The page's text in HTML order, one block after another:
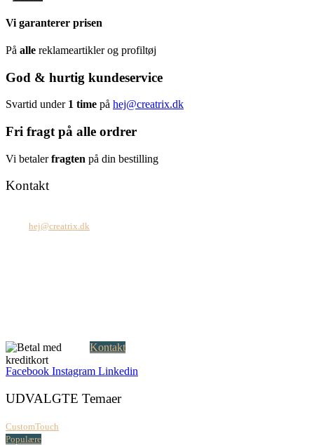
Vi garanterer prisen
På alle reklameartikler og profiltøj
God & hurtig kundeservice
Svartid under 1 time på hej@creatrix.dk
Fri fragt på alle ordrer
Vi betalerfragten på din bestilling
Kontakt
hej@creatrix.dk
Kontakt
Facebook Instagram Linkedin
UDVALGTE Temaer
CustomTouch
Populære